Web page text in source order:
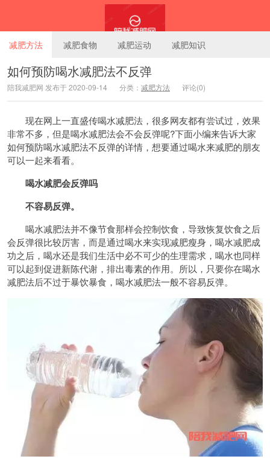
陪我减肥网
减肥方法 减肥食物 减肥运动 减肥知识
如何预防喝水减肥法不反弹
陪我减肥网 发布于 2020-09-14 分类： 减肥方法 评论(0)
现在网上一直盛传喝水减肥法，很多网友都有尝试过，效果
非常不多，但是喝水减肥法会不会反弹呢?下面小编来告诉大家
如何预防喝水减肥法不反弹的详情，想要通过喝水来减肥的朋友
可以一起来看看。
喝水减肥会反弹吗
不容易反弹。
喝水减肥法并不像节食那样会控制饮食，导致恢复饮食之后
会反弹很比较厉害，而是通过喝水来实现减肥瘦身，喝水减肥成
功之后，喝水还是我们生活中必不可少的生理需求，喝水也同样
可以起到促进新陈代谢，排出毒素的作用。所以，只要你在喝水
减肥法后不过于暴饮暴食，喝水减肥法一般不容易反弹。